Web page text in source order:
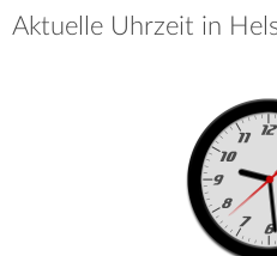
Aktuelle Uhrzeit in